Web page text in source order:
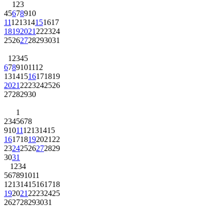
1 23
45678910
11121314151617
18192021 222324
25262728293031
1 2345
6789101112
13141516171819
2021 2223242526
27282930
1
2345678
9101112131415
161718192021 22
23242526272829
3031
1 234
567891011
12131415161718
192021 22232425
262728293031